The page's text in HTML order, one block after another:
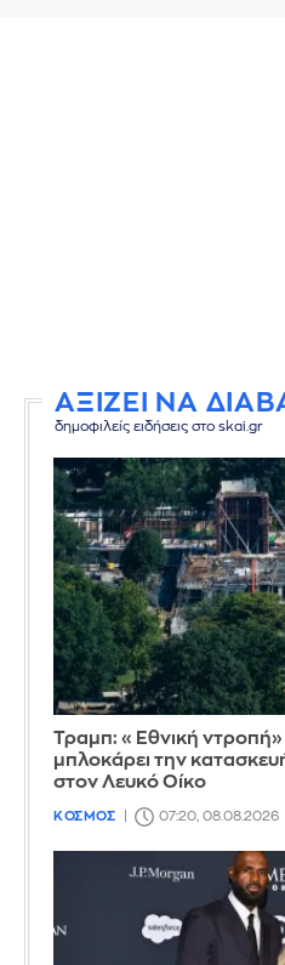
ΑΞΙΖΕΙ ΝΑ
δημοφιλείς ειδήσεις στο skai.gr
Τραμπ: «Εθνική
μπλοκάρει την
στον Λευκό Οίκο
ΚΟΣΜΟΣ 07:20, 08.08.2026